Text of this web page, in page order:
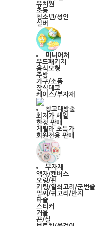
유치원
초등
청소년/성인
실버
미니어처
우드패키지
음식모형
주방
가구/소품
장식데코
케이스/부자재
창고대방출
최저가 세일
한정 판매
게릴라 초특가
회원전용 판매
부자재
액자/캔버스
오링/핀
키링/열쇠고리/군번줄
팔찌/귀고리/반지
타슬
스티커
거울
끈/실